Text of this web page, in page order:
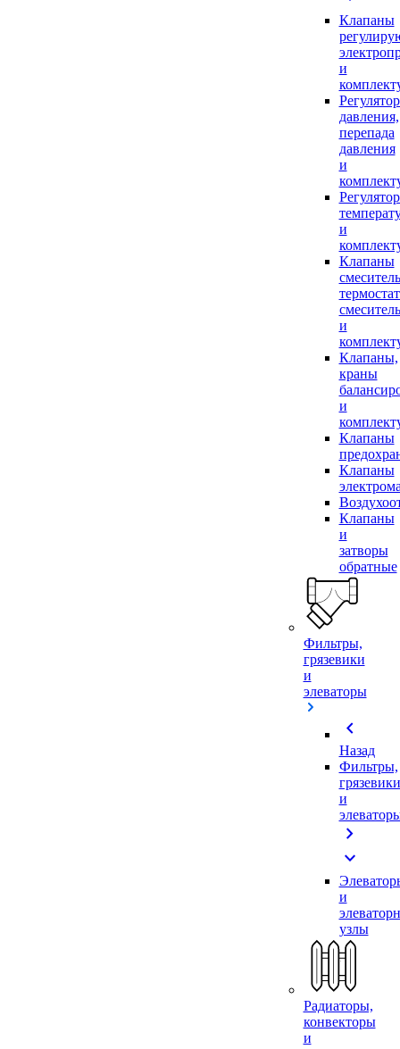
Клапаны
и
давления,
перепада
давления
и
и
Клапаны
и
Клапаны,
краны
и
Клапаны
Клапаны
Клапаны
и
затворы
обратные
Фильтры,
грязевики
и
элеваторы
chevron_left
Назад
Фильтры,
грязевики
и
chevron_right
expand_more
и
узлы
Радиаторы,
конвекторы
и